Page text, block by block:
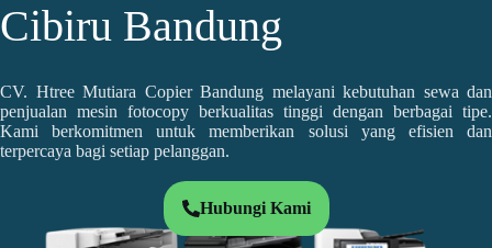
Cibiru Bandung
CV. Htree Mutiara Copier Bandung melayani kebutuhan sewa dan
penjualan mesin fotocopy berkualitas tinggi dengan berbagai tipe.
Kami berkomitmen untuk memberikan solusi yang efisien dan
terpercaya bagi setiap pelanggan.
Hubungi Kami